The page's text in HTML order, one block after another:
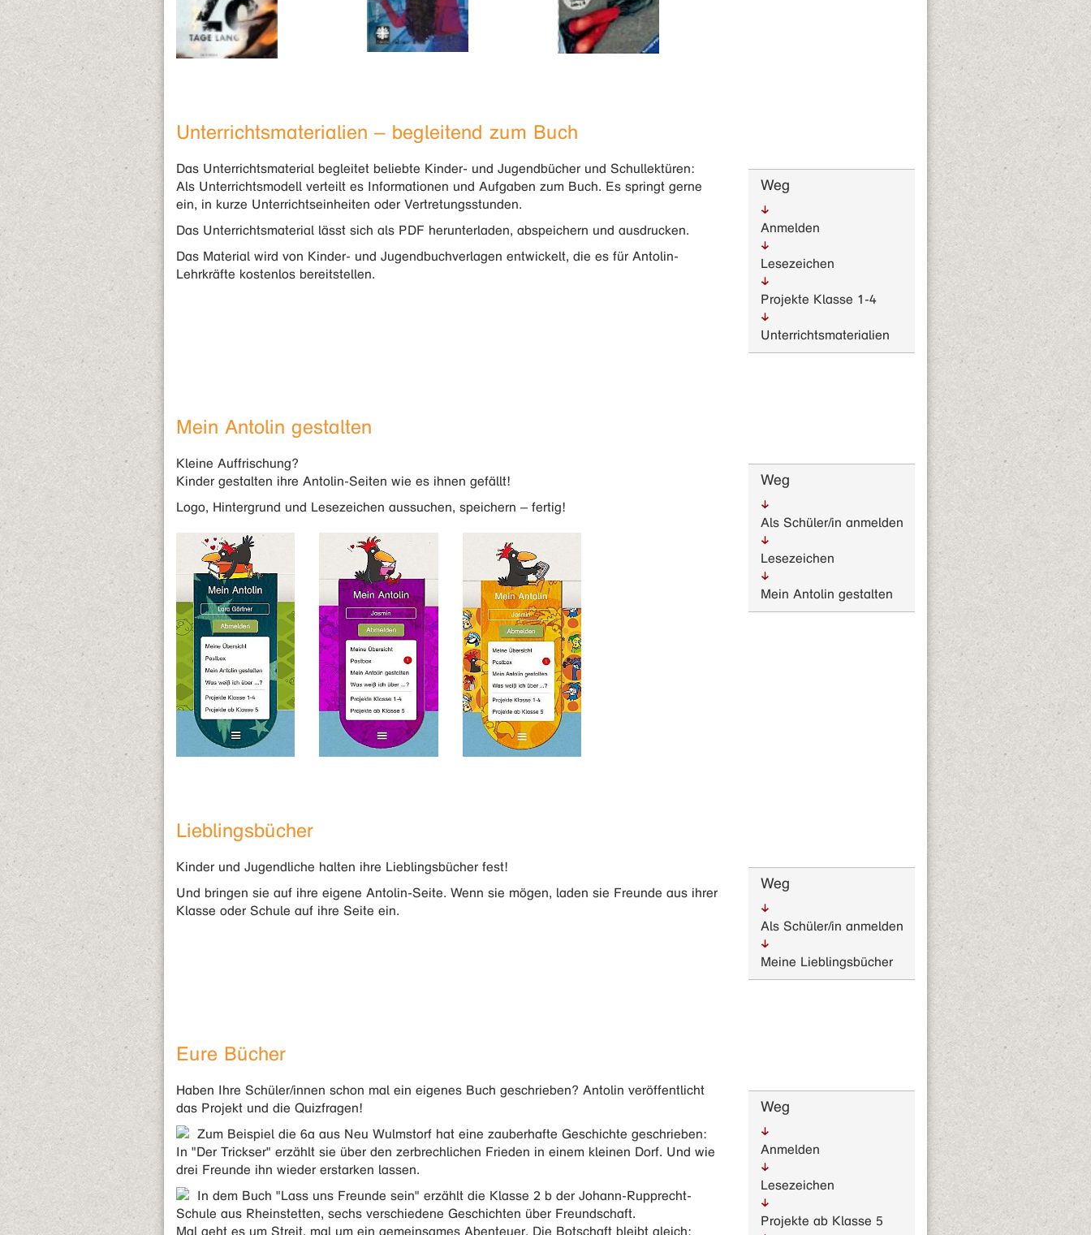
Unterrichtsmaterialien – begleitend zum Buch
Das Unterrichtsmaterial begleitet beliebte Kinder- und Jugendbücher und Schullektüren:
Als Unterrichtsmodell verteilt es Informationen und Aufgaben zum Buch. Es springt gerne
ein, in kurze Unterrichtseinheiten oder Vertretungsstunden.
Das Unterrichtsmaterial lässt sich als PDF herunterladen, abspeichern und ausdrucken.
Das Material wird von Kinder- und Jugendbuchverlagen entwickelt, die es für Antolin-
Lehrkräfte kostenlos bereitstellen.
Weg
Anmelden
Lesezeichen
Projekte Klasse 1-4
Unterrichts­materialien
Mein Antolin gestalten
Kleine Auffrischung?
Kinder gestalten ihre Antolin-Seiten wie es ihnen gefällt!
Logo, Hintergrund und Lesezeichen aussuchen, speichern – fertig!
Weg
Als Schüler/in anmelden
Lesezeichen
Mein Antolin gestalten
Lieblingsbücher
Kinder und Jugendliche halten ihre Lieblingsbücher fest!
Und bringen sie auf ihre eigene Antolin-Seite. Wenn sie mögen, laden sie Freunde aus ihrer
Klasse oder Schule auf ihre Seite ein.
Weg
Als Schüler/in anmelden
Meine Lieblingsbücher
Eure Bücher
Haben Ihre Schüler/innen schon mal ein eigenes Buch geschrieben? Antolin veröffentlicht
das Projekt und die Quizfragen!
Zum Beispiel die 6a aus Neu Wulmstorf hat eine zauberhafte Geschichte geschrieben:
In "Der Trickser" erzählt sie über den zerbrechlichen Frieden in einem kleinen Dorf. Und wie
drei Freunde ihn wieder erstarken lassen.
In dem Buch "Lass uns Freunde sein" erzählt die Klasse 2 b der Johann-Rupprecht-
Schule aus Rheinstetten, sechs verschiedene Geschichten über Freundschaft.
Mal geht es um Streit, mal um ein gemeinsames Abenteuer. Die Botschaft bleibt gleich:
Weg
Anmelden
Lesezeichen
Projekte ab Klasse 5